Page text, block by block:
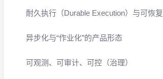
耐久执行（Durable Execution）与可恢复
异步化与“作业化”的产品形态
可观测、可审计、可控（治理）